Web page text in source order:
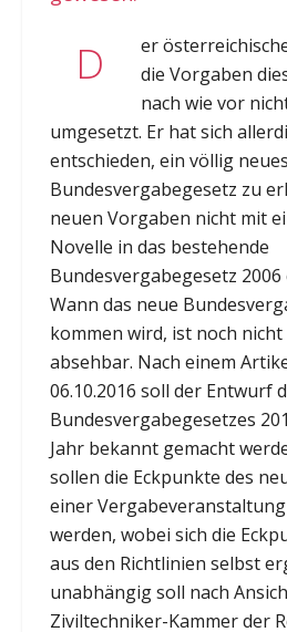
D
er
die Vorgaben
nach wie vor
umgesetzt. Er hat sich
entschieden, ein völlig neues
Bundesvergabegesetz zu
neuen Vorgaben nicht mit
Novelle in das bestehende
Bundesvergabegesetz
Wann das neue
kommen wird, ist noch
absehbar. Nach einem
06.10.2016 soll der Entwurf
Bundesvergabegesetzes
Jahr bekannt gemacht
sollen die Eckpunkte des
einer
werden, wobei sich die
aus den Richtlinien selbst
unabhängig soll nach
Ziviltechniker-Kammer der